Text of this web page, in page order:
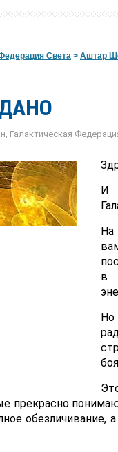
Света > Аштар
, Галактическая
И
На
в
Но
прекрасно